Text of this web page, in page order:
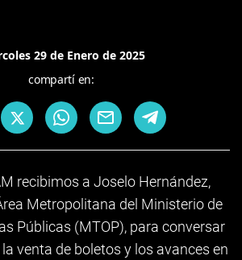
29 de Enero de 2025
compartí en:
recibimos a Joselo Hernández,
Metropolitana del Ministerio de
Públicas (MTOP), para conversar
venta de boletos y los avances en